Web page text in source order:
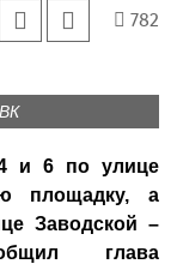
782
и 6 по улице
площадку, а
Заводской –
глава